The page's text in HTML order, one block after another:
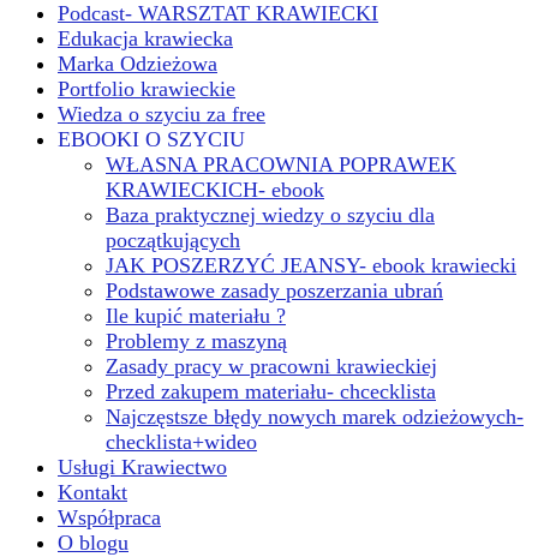
Podcast- WARSZTAT KRAWIECKI
Edukacja krawiecka
Marka Odzieżowa
Portfolio krawieckie
Wiedza o szyciu za free
EBOOKI O SZYCIU
WŁASNA PRACOWNIA POPRAWEK
KRAWIECKICH- ebook
Baza praktycznej wiedzy o szyciu dla
początkujących
JAK POSZERZYĆ JEANSY- ebook krawiecki
Podstawowe zasady poszerzania ubrań
Ile kupić materiału ?
Problemy z maszyną
Zasady pracy w pracowni krawieckiej
Przed zakupem materiału- chcecklista
Najczęstsze błędy nowych marek odzieżowych-
checklista+wideo
Usługi Krawiectwo
Kontakt
Współpraca
O blogu